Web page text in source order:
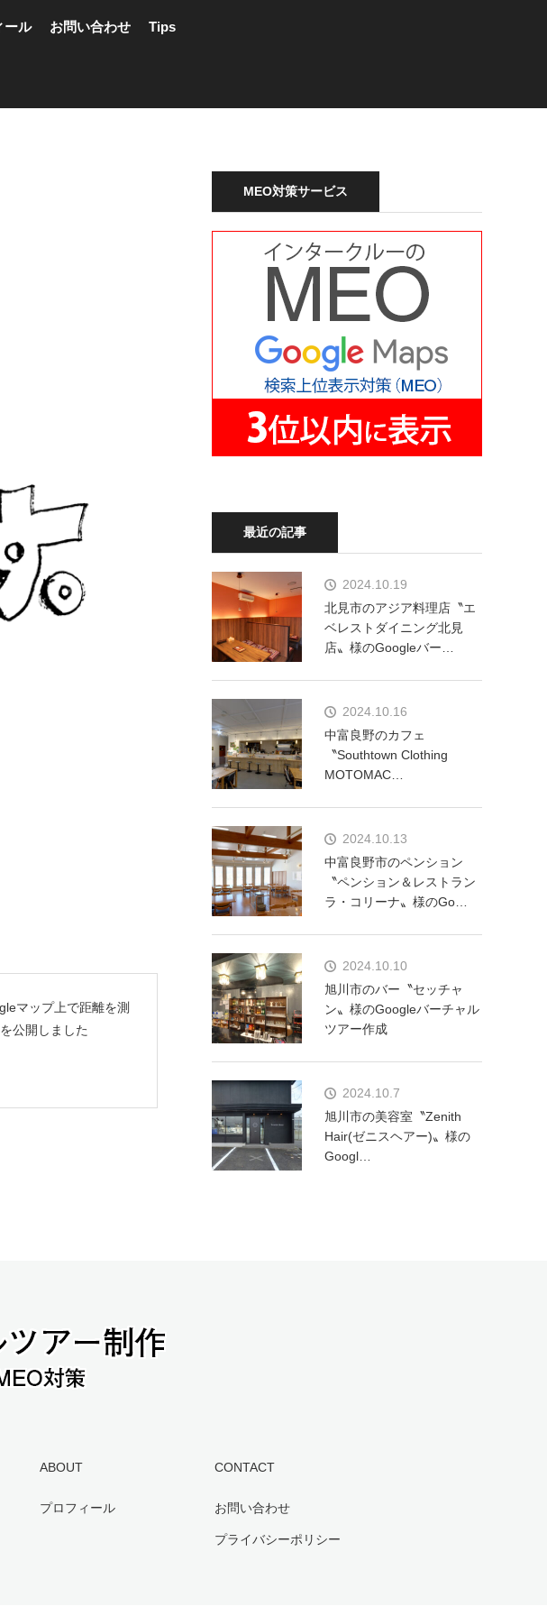
ール お問い合わせ Tips
マップ上で距離を測
公開しました
MEO対策サービス
最近の記事
2024.10.19
北見市のアジア料理店〝エ
ベレストダイニング北見
店〟様のGoogleバー…
2024.10.16
中富良野のカフェ
〝Southtown Clothing
MOTOMAC…
2024.10.13
中富良野市のペンション
〝ペンション＆レストラン
ラ・コリーナ〟様のGo…
2024.10.10
旭川市のバー〝セッチャ
ン〟様のGoogleバーチャル
ツアー作成
2024.10.7
旭川市の美容室〝Zenith
Hair(ゼニスヘアー)〟様の
Googl…
ABOUT
プロフィール
CONTACT
お問い合わせ
プライバシーポリシー